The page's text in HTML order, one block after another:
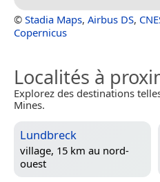
© Stadia Maps, Airbus DS,
Copernicus
Localités à
Explorez des destinations
Mines.
Lundbreck
village, 15 km au nord-
ouest